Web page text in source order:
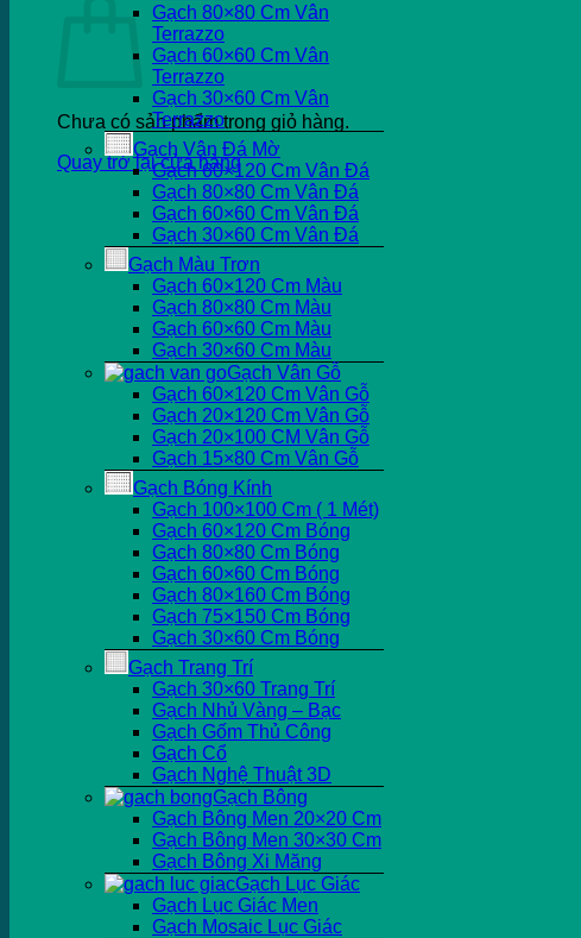
Chưa có sản phẩm trong giỏ hàng.
Quay trở lại cửa hàng
Gạch 80×80 Cm Vân
Terrazzo
Gạch 60×60 Cm Vân
Terrazzo
Gạch 30×60 Cm Vân
Terrazzo
Gạch Vân Đá Mờ
Gạch 60×120 Cm Vân Đá
Gạch 80×80 Cm Vân Đá
Gạch 60×60 Cm Vân Đá
Gạch 30×60 Cm Vân Đá
Gạch Màu Trơn
Gạch 60×120 Cm Màu
Gạch 80×80 Cm Màu
Gạch 60×60 Cm Màu
Gạch 30×60 Cm Màu
Gạch Vân Gỗ
Gạch 60×120 Cm Vân Gỗ
Gạch 20×120 Cm Vân Gỗ
Gạch 20×100 CM Vân Gỗ
Gạch 15×80 Cm Vân Gỗ
Gạch Bóng Kính
Gạch 100×100 Cm ( 1 Mét)
Gạch 60×120 Cm Bóng
Gạch 80×80 Cm Bóng
Gạch 60×60 Cm Bóng
Gạch 80×160 Cm Bóng
Gạch 75×150 Cm Bóng
Gạch 30×60 Cm Bóng
Gạch Trang Trí
Gạch 30×60 Trang Trí
Gạch Nhủ Vàng – Bạc
Gạch Gốm Thủ Công
Gạch Cổ
Gạch Nghệ Thuật 3D
Gạch Bông
Gạch Bông Men 20×20 Cm
Gạch Bông Men 30×30 Cm
Gạch Bông Xi Măng
Gạch Lục Giác
Gạch Lục Giác Men
Gạch Mosaic Lục Giác